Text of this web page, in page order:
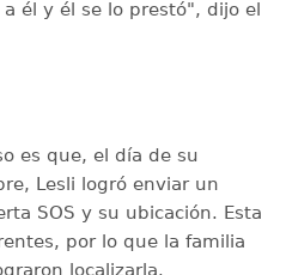
él y él se lo prestó", dijo el
es que, el día de su
Lesli logró enviar un
SOS y su ubicación. Esta
por lo que la familia
localizarla.